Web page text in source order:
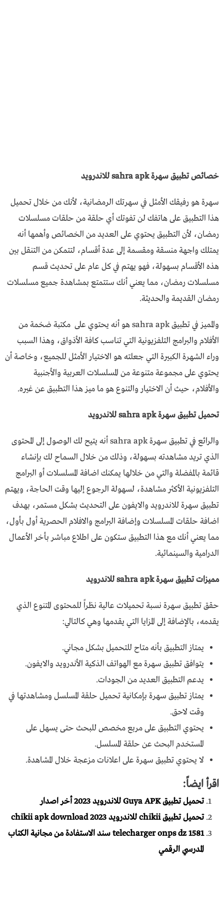
خصائص تطبيق سهرة sahra apk للاندرويد
سهرة هو رفيقك الأمثل في سهرتك الرمضانية، لأنك من خلال تحميل
هذا التطبيق على هاتفك لن تفوتك أي حلقة من حلقات مسلسلات
رمضان، لأن التطبيق يحتوي على العديد من الخصائص وأهمها أنه
يمتلك واجهة منسقة ومقسمة إلى عدة أقسام، لتتمكن من التنقل بين
هذه الأقسام بسهولة، فهو يهتم في كل عام على تحديث قسم
مسلسلات رمضان، مما يعني أنك ستتمتع بمشاهدة جميع مسلسلات
رمضان القديمة والحديثة.
والمميز في تطبيق sahra apk هو أنه يحتوي على مكتبة ضخمة من
الأفلام والبرامج التلفزيونية التي تناسب كافة الأذواق، وهذا السبب
وراء الشهرة الكبيرة التي جعلته هو الاختيار الأمثل للجميع، وخاصة أن
يحتوي على مجموعة متنوعة من المسلسلات العربية والأجنبية
والأفلام، حيث أن الاختيار والتنوع هو ما ميز هذا التطبيق عن غيره.
تحميل تطبيق سهرة sahra apk للاندرويد
والرائع في تطبيق سهرة sahra apk أنه يتيح لك الوصول إلى المحتوى
الذي تريد مشاهدته بسهولة، وذلك من خلال السماح لك بإنشاء
قائمة بالمفضلة والتي من خلالها يمكنك اضافة المسلسلات أو البرامج
التلفزيونية الأكثر مشاهدة، لسهولة الرجوع إليها وقت الحاجة، ويهتم
تطبيق سهرة للاندرويد والايفون على التحديث بشكل مستمر، بهدف
اضافة حلقات المسلسلات وإضافة البرامج والافلام الحصرية أول بأول،
مما يعني أنك مع هذا التطبيق ستكون على اطلاع مباشر بأخر الأعمال
الدرامية والسينمائية.
مميزات تطبيق سهرة sahra apk للاندرويد
حقق تطبيق سهرة نسبة تحميلات عالية نظراً للمحتوى المتنوع الذي
يقدمه، بالإضافة إلى المزايا التي يقدمها وهي كالتالي:
يمتاز التطبيق بأنه متاح للتحميل بشكل مجاني.
يتوافق تطبيق سهرة مع الهواتف الذكية الأندرويد والايفون.
يدعم التطبيق العديد من الجودات.
يمتاز تطبيق سهرة بإمكانية تحميل حلقة المسلسل ومشاهدتها في
وقت لاحق.
يحتوي التطبيق على مربع مخصص للبحث حتى يسهل على
المستخدم البحث عن حلقة المسلسل.
لا يحتوي تطبيق سهرة على اعلانات مزعجة خلال المشاهدة.
اقرأ ايضاً:
تحميل تطبيق Guya APK للاندرويد 2023 أخر اصدار
تحميل تطبيق chikii للاندرويد chikii apk download 2023
telecharger onps dz 1581 سند الاستفادة من مجانية الكتاب
المدرسي الرقمي